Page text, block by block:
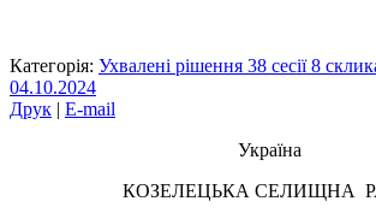
Категорія: Ухвалені рішення 38 сесії 8
04.10.2024
Друк | E-mail
Україна
КОЗЕЛЕЦЬКА СЕЛИЩНА